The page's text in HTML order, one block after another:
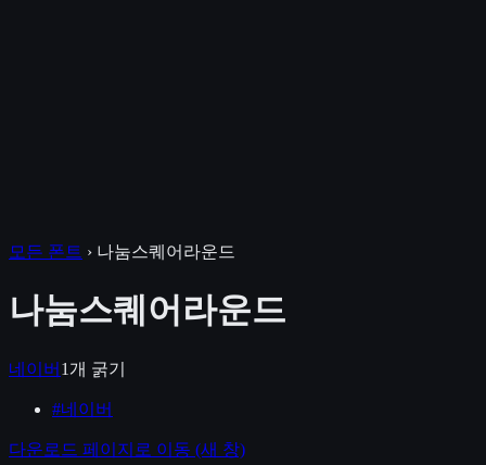
모든 폰트 › 나눔스퀘어라운드
나눔스퀘어라운드
네이버 1 개 굵기
#네이버
다운로드 페이지로 이동 (새 창)